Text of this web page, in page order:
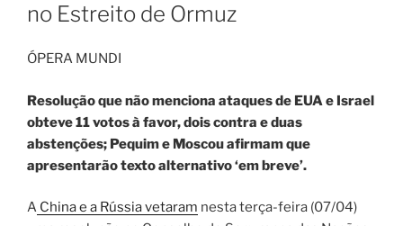
no Estreito de Ormuz
ÓPERA MUNDI
Resolução que não menciona ataques de EUA e Israel
obteve 11 votos à favor, dois contra e duas
abstenções; Pequim e Moscou afirmam que
apresentarão texto alternativo ‘em breve’.
A China e a Rússia vetaram nesta terça-feira (07/04)